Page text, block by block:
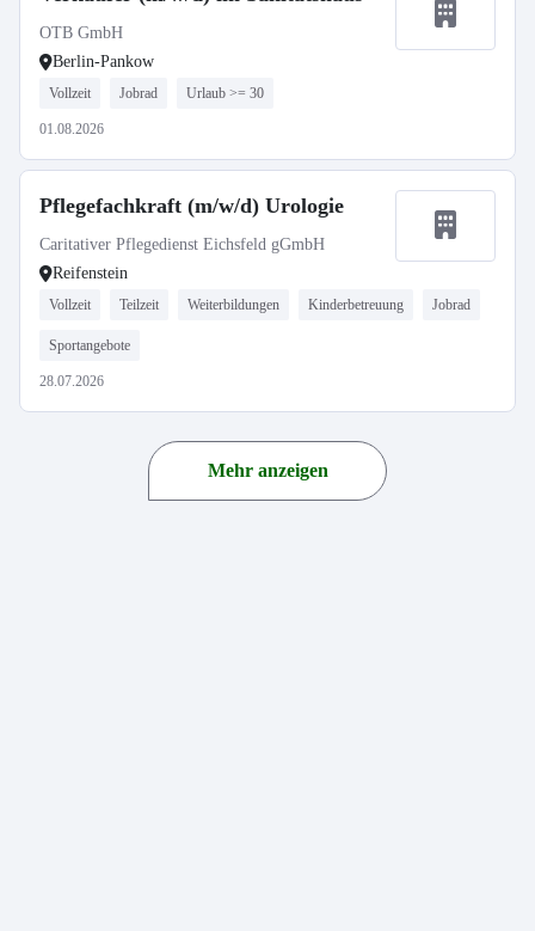
OTB GmbH
Berlin-Pankow
Vollzeit Jobrad Urlaub >= 30
01.08.2026
Pflegefachkraft (m/w/d) Urologie
Caritativer Pflegedienst Eichsfeld gGmbH
Reifenstein
Vollzeit Teilzeit Weiterbildungen Kinderbetreuung Jobrad
Sportangebote
28.07.2026
Mehr anzeigen